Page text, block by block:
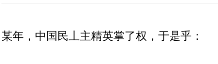
某年，中国民丄主精英掌了权，于是乎：